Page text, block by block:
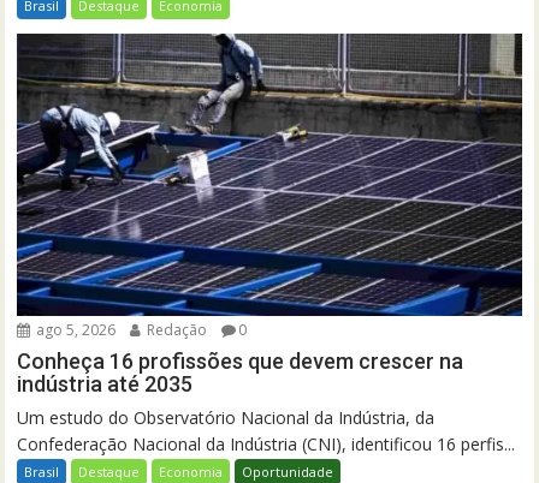
Brasil Destaque Economia
ago 5, 2026 Redação 0
Conheça 16 profissões que devem crescer na
indústria até 2035
Um estudo do Observatório Nacional da Indústria, da
Confederação Nacional da Indústria (CNI), identificou 16 perfis...
Brasil Destaque Economia Oportunidade